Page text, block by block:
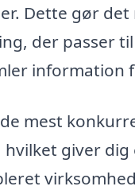
Dette gør
der passer
information
mest
giver